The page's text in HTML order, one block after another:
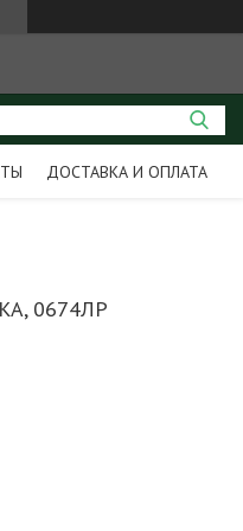
ДОСТАВКА И ОПЛАТА
0674ЛР